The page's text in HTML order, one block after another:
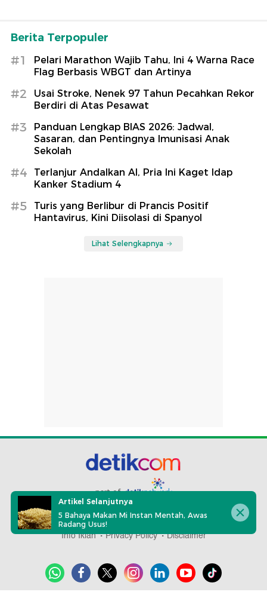
Berita Terpopuler
#1
Pelari Marathon Wajib Tahu, Ini 4 Warna Race
Flag Berbasis WBGT dan Artinya
#2
Usai Stroke, Nenek 97 Tahun Pecahkan Rekor
Berdiri di Atas Pesawat
#3
Panduan Lengkap BIAS 2026: Jadwal,
Sasaran, dan Pentingnya Imunisasi Anak
Sekolah
#4
Terlanjur Andalkan AI, Pria Ini Kaget Idap
Kanker Stadium 4
#5
Turis yang Berlibur di Prancis Positif
Hantavirus, Kini Diisolasi di Spanyol
Lihat Selengkapnya
part of
Redaksi Pedoman Media Siber Karir
Kotak Pos
Info Iklan
Privacy Policy Disclaimer
Artikel Selanjutnya
5 Bahaya Makan Mi Instan Mentah, Awas
Radang Usus!